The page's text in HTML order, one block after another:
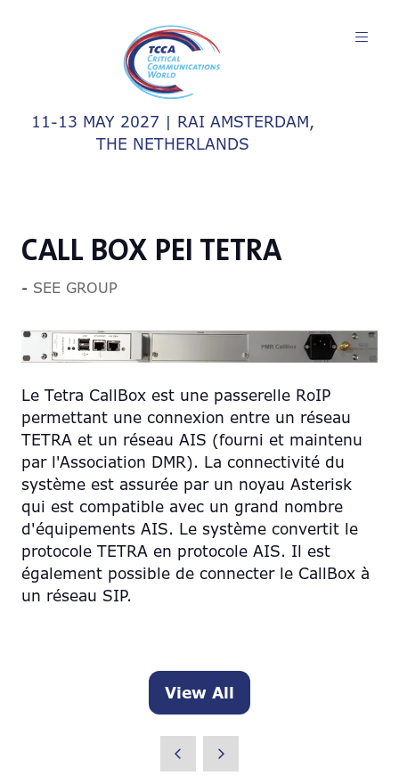
11-13 MAY 2027 | RAI AMSTERDAM,
THE NETHERLANDS
CALL BOX PEI TETRA
SEE GROUP
Le Tetra CallBox est une passerelle RoIP
permettant une connexion entre un réseau
TETRA et un réseau AIS (fourni et maintenu
par l'Association DMR). La connectivité du
système est assurée par un noyau Asterisk
qui est compatible avec un grand nombre
d'équipements AIS. Le système convertit le
protocole TETRA en protocole AIS. Il est
également possible de connecter le CallBox à
un réseau SIP.
View All
(opens
new